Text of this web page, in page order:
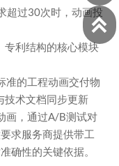
超过30次时，动画投
专利结构的核心模块
准的工程动画交付物
技术文档同步更新
画，通过A/B测试对
求服务商提供带工
确性的关键依据。
